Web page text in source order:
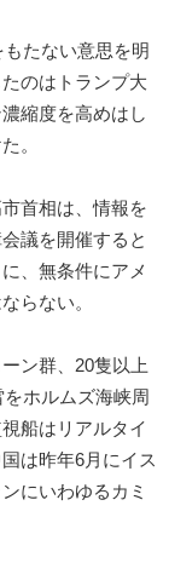
たない意思を明
のはトランプ大
縮度を高めはし
。
首相は、情報を
議を開催すると
、無条件にアメ
らない。
ン群、20隻以上
ホルムズ海峡周
船はリアルタイ
は昨年6月にイス
にいわゆるカミ